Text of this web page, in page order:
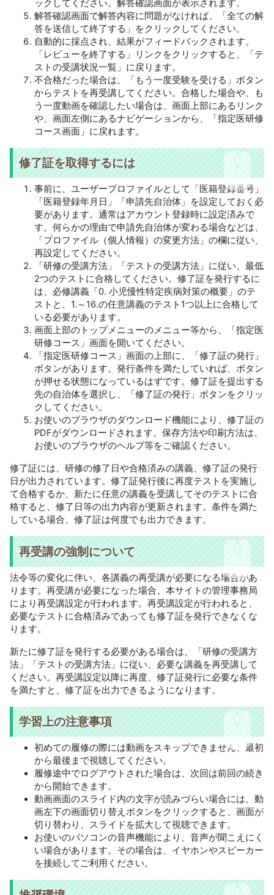
ックしてください。解答確認画面が表示されます。
解答確認画面で解答内容に問題がなければ、「全ての解
答を送信して終了する」をクリックしてください。
自動的に採点され、結果がフィードバックされます。
「レビューを終了する」リンクをクリックすると、「テ
ストの受講状況一覧」に戻ります。
不合格だった場合は、「もう一度受験を受ける」ボタン
からテストを再受講してください。合格した場合や、も
う一度動画を確認したい場合は、画面上部にあるリンク
や、画面左側にあるナビゲーションから、「指定医研修
コース画面」に戻れます。
修了証を取得するには
事前に、ユーザープロファイルとして「医籍登録番号」
「医籍登録年月日」「申請先自治体」を設定しておく必
要があります。通常はアカウント登録時に設定済みで
す。何らかの理由で申請先自治体が変わる場合などは、
「プロファイル（個人情報）の変更方法」の欄に従い、
再設定してください。
「研修の受講方法」「テストの受講方法」に従い、最低
2つのテストに合格してください。修了証を発行するに
は、必修講義「0. 小児慢性特定疾病対策の概要」のテ
ストと、1.～16.の任意講義のテスト1つ以上に合格して
いる必要があります。
画面上部のトップメニューのメニュー等から、「指定医
研修コース」画面を開いてください。
「指定医研修コース」画面の上部に、「修了証の発行」
ボタンがあります。発行条件を満たしていれば、ボタン
が押せる状態になっているはずです。修了証を提出する
先の自治体を選択し、「修了証の発行」ボタンをクリッ
クしてください。
お使いのブラウザのダウンロード機能により、修了証の
PDFがダウンロードされます。保存方法や印刷方法は、
お使いのブラウザのヘルプ等をご確認ください。
修了証には、研修の修了日や合格済みの講義、修了証の発行
日が出力されています。修了証発行後に再度テストを実施し
て合格するか、新たに任意の講義を受講してそのテストに合
格すると、修了日等の出力内容が更新されます。条件を満た
している場合、修了証は何度でも出力できます。
再受講の強制について
法令等の変化に伴い、各講義の再受講が必要になる場合があ
ります。再受講が必要になった場合、本サイトの管理事務局
により再受講設定が行われます。再受講設定が行われると、
必要なテストに合格済みであっても修了証を発行できなくな
ります。
新たに修了証を発行する必要がある場合は、「研修の受講方
法」「テストの受講方法」に従い、必要な講義を再受講して
ください。再受講設定以降に再度、修了証発行に必要な条件
を満たすと、修了証を出力できるようになります。
学習上の注意事項
初めての履修の際には動画をスキップできません、最初
から最後まで視聴してください。
履修途中でログアウトされた場合は、次回は前回の続き
から開始できます。
動画画面のスライド内の文字が読みづらい場合には、動
画左下の画面切り替えボタンをクリックすると、画面が
切り替わり、スライドを拡大して視聴できます。
お使いのパソコンの音声機能により、音声が聞こえにく
い場合があります。その場合は、イヤホンやスピーカー
を接続してご利用ください。